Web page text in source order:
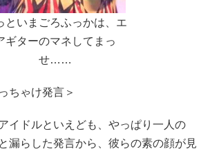
といまごろふっかは、エ
ギターのマネしてまっ
せ……
ちゃけ発言＞
ドルといえども、やっぱり一人の
漏らした発言から、彼らの素の顔が見